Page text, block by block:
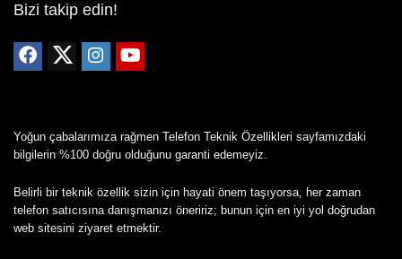
Bizi takip edin!
Yoğun çabalarımıza rağmen Telefon Teknik Özellikleri sayfamızdaki
bilgilerin %100 doğru olduğunu garanti edemeyiz.
Belirli bir teknik özellik sizin için hayati önem taşıyorsa, her zaman
telefon satıcısına danışmanızı öneririz; bunun için en iyi yol doğrudan
web sitesini ziyaret etmektir.